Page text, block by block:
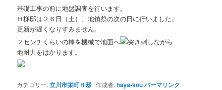
ン
基礎工事の前に地盤調査を行います。
Ｈ様邸は２６日（土）、地鎮祭の次の日に行いました。
更新が遅くなりすみません。
２センチくらいの棒を機械で地面へ
突き刺しながら
地耐力をはかります。
カテゴリー:立川市栄町Ｈ邸 作成者:haya-kouパーマリンク